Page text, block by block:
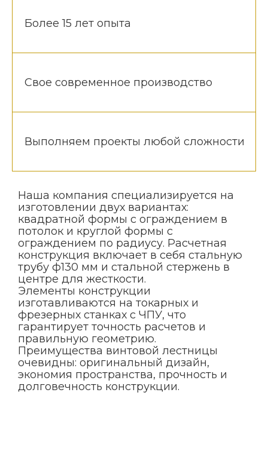
Более 15 лет опыта
Свое современное производство
Выполняем проекты любой сложности
Наша компания специализируется на
изготовлении двух вариантах:
квадратной формы с ограждением в
потолок и круглой формы с
ограждением по радиусу. Расчетная
конструкция включает в себя стальную
трубу ф130 мм и стальной стержень в
центре для жесткости.
Элементы конструкции
изготавливаются на токарных и
фрезерных станках с ЧПУ, что
гарантирует точность расчетов и
правильную геометрию.
Преимущества винтовой лестницы
очевидны: оригинальный дизайн,
экономия пространства, прочность и
долговечность конструкции.